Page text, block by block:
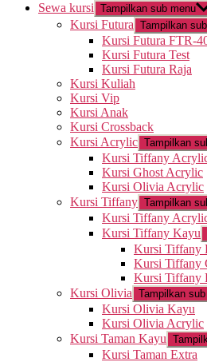
Sewa kursi Tampilkan sub menu
Kursi Futura Tampilkan
Kursi Futura FTR-
Kursi Futura Test
Kursi Futura Raja
Kursi Kuliah
Kursi Vip
Kursi Anak
Kursi Crossback
Kursi Acrylic Tampilkan
Kursi Tiffany
Kursi Ghost Acrylic
Kursi Olivia Acrylic
Kursi Tiffany Tampilkan
Kursi Tiffany
Kursi Tiffany Kayu
Kursi Tiffany
Kursi Tiffany
Kursi Tiffany
Kursi Olivia Tampilkan
Kursi Olivia Kayu
Kursi Olivia Acrylic
Kursi Taman Kayu
Kursi Taman Extra